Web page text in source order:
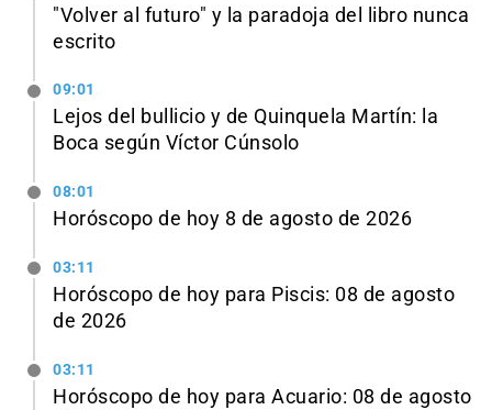
"Volver al futuro" y la paradoja del libro nunca
escrito
09:01
Lejos del bullicio y de Quinquela Martín: la
Boca según Víctor Cúnsolo
08:01
Horóscopo de hoy 8 de agosto de 2026
03:11
Horóscopo de hoy para Piscis: 08 de agosto
de 2026
03:11
Horóscopo de hoy para Acuario: 08 de agosto